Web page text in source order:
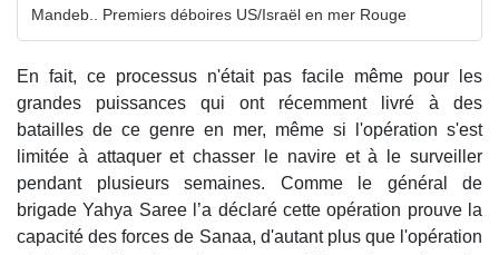
Mandeb.. Premiers déboires US/Israël en mer Rouge
En fait, ce processus n'était pas facile même pour les
grandes puissances qui ont récemment livré à des
batailles de ce genre en mer, même si l'opération s'est
limitée à attaquer et chasser le navire et à le surveiller
pendant plusieurs semaines. Comme le général de
brigade Yahya Saree l’a déclaré cette opération prouve la
capacité des forces de Sanaa, d'autant plus que l'opération